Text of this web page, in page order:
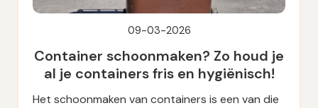
09-03-2026
Container schoonmaken? Zo houd je
al je containers fris en hygiënisch!
Het schoonmaken van containers is een van die